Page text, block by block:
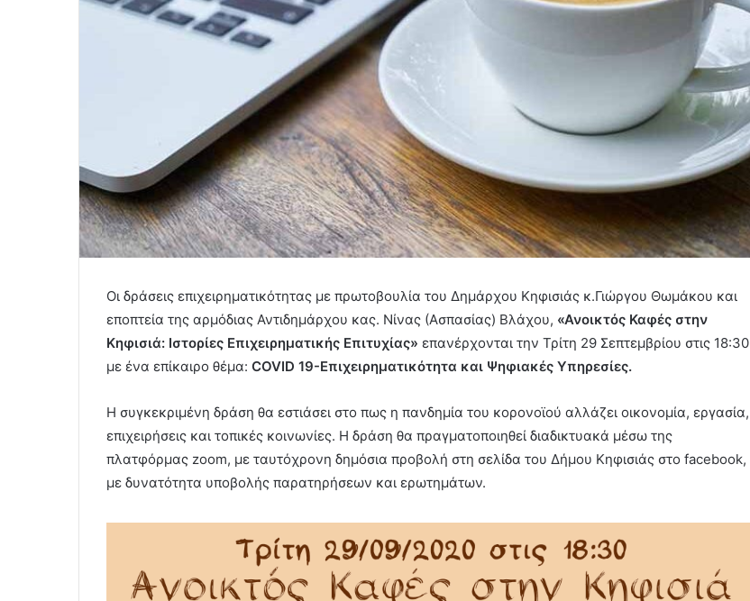
Οι δράσεις επιχειρηματικότητας με πρωτοβουλία του Δημάρχου Κηφισιάς κ.Γιώργου Θωμάκου και
εποπτεία της αρμόδιας Αντιδημάρχου κας. Νίνας (Ασπασίας) Βλάχου, «Ανοικτός Καφές στην
Κηφισιά: Ιστορίες Επιχειρηματικής Επιτυχίας» επανέρχονται την Τρίτη 29 Σεπτεμβρίου στις 18:30
με ένα επίκαιρο θέμα: COVID 19-Επιχειρηματικότητα και Ψηφιακές Υπηρεσίες.
Η συγκεκριμένη δράση θα εστιάσει στο πως η πανδημία του κορονοϊού αλλάζει οικονομία, εργασία,
επιχειρήσεις και τοπικές κοινωνίες. Η δράση θα πραγματοποιηθεί διαδικτυακά μέσω της
πλατφόρμας zoom, με ταυτόχρονη δημόσια προβολή στη σελίδα του Δήμου Κηφισιάς στο facebook,
με δυνατότητα υποβολής παρατηρήσεων και ερωτημάτων.